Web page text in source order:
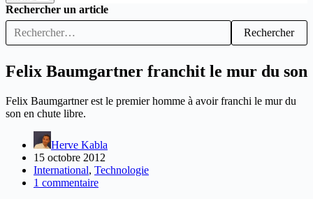
Rechercher un article
Rechercher
Felix Baumgartner franchit le mur du son
Felix Baumgartner est le premier homme à avoir franchi le mur du
son en chute libre.
Herve Kabla
15 octobre 2012
International, Technologie
1 commentaire